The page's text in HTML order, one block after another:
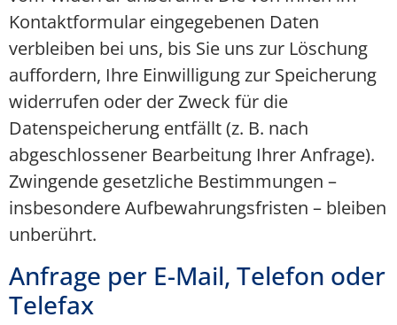
Kontaktformular eingegebenen Daten
verbleiben bei uns, bis Sie uns zur Löschung
auffordern, Ihre Einwilligung zur Speicherung
widerrufen oder der Zweck für die
Datenspeicherung entfällt (z. B. nach
abgeschlossener Bearbeitung Ihrer Anfrage).
Zwingende gesetzliche Bestimmungen –
insbesondere Aufbewahrungsfristen – bleiben
unberührt.
Anfrage per E-Mail, Telefon oder
Telefax